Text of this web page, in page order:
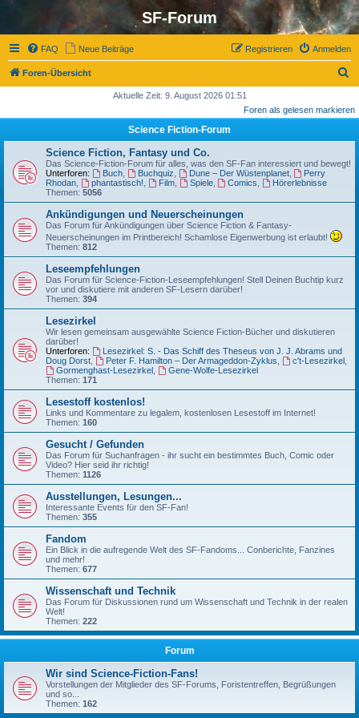
SF-Forum
FAQ Neue Beiträge Anmelden
Registrieren
Foren-Übersicht
c
Aktuelle Zeit: 9. August 2026 01:51
Foren als gelesen markieren
Science Fiction-Forum
Science Fiction, Fantasy und Co.
Das Science-Fiction-Forum für alles, was den SF-Fan interessiert und bewegt!
Unterforen:
Buch, Buchquiz Dune – Der Wüstenplanet,
Perry
Rhodan
phantastisch! Film, Spiele, Comics
Hörerlebnisse
Themen: 5056
Ankündigungen und Neuerscheinungen
Das Forum für Ankündigungen über Science Fiction & Fantasy-
Neuerscheinungen im Printbereich! Schamlose Eigenwerbung ist erlaubt!
Themen: 812
Leseempfehlungen
Das Forum für Science-Fiction-Leseempfehlungen! Stell Deinen Buchtip kurz
vor und diskutiere mit anderen SF-Lesern darüber!
Themen: 394
Lesezirkel
Wir lesen gemeinsam ausgewählte Science Fiction-Bücher und diskutieren
darüber!
Unterforen:
Lesezirkel: S. - Das Schiff des Theseus von J. J. Abrams und
Doug Dorst
Peter F. Hamilton – Der Armageddon-Zyklus c't-Lesezirkel,
Gormenghast-Lesezirkel,
Gene-Wolfe-Lesezirkel
Themen: 171
Lesestoff kostenlos!
Links und Kommentare zu legalem, kostenlosen Lesestoff im Internet!
Themen: 160
Gesucht / Gefunden
Das Forum für Suchanfragen - ihr sucht ein bestimmtes Buch, Comic oder
Video? Hier seid ihr richtig!
Themen: 1126
Ausstellungen, Lesungen...
Interessante Events für den SF-Fan!
Themen: 355
Fandom
Ein Blick in die aufregende Welt des SF-Fandoms... Conberichte, Fanzines
und mehr!
Themen: 677
Wissenschaft und Technik
Das Forum für Diskussionen rund um Wissenschaft und Technik in der realen
Welt!
Themen: 222
Forum
Wir sind Science-Fiction-Fans!
Vorstellungen der Mitglieder des SF-Forums, Foristentreffen, Begrüßungen
und so...
Themen: 162